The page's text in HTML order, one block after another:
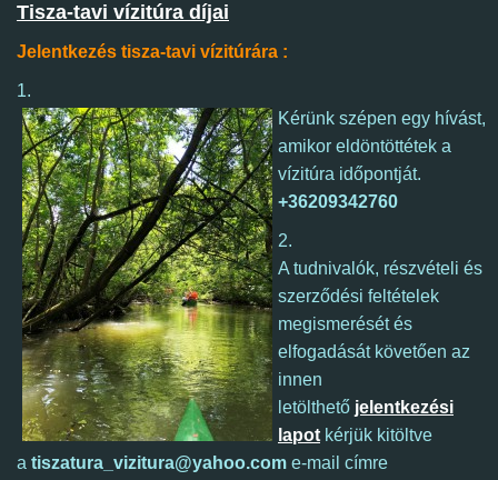
Tisza-tavi vízitúra díjai
Jelentkezés tisza-tavi vízitúrára :
1.
Kérünk szépen egy hívást,
amikor eldöntöttétek a
vízitúra időpontját.
+36209342760
2.
A tudnivalók, részvételi és
szerződési feltételek
megismerését és
elfogadását követően az
innen
letölthető jelentkezési
lapot kérjük kitöltve
a tiszatura_vizitura@yahoo.com e-mail címre